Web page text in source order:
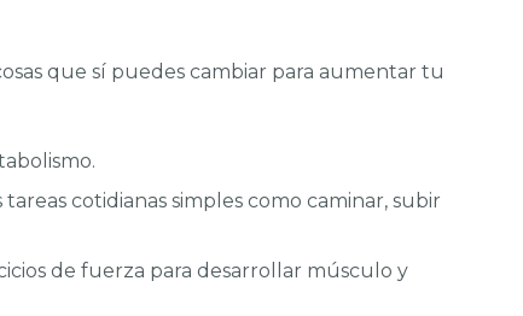
que sí puedes cambiar para aumentar tu
cotidianas simples como caminar, subir
de fuerza para desarrollar músculo y